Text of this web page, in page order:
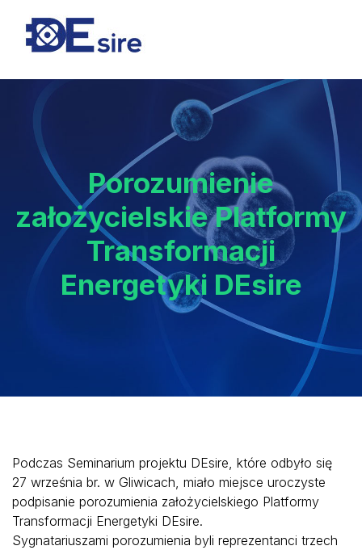
Porozumienie
założycielskie Platformy
Transformacji
Energetyki DEsire
Podczas Seminarium projektu DEsire, które odbyło się
27 września br. w Gliwicach, miało miejsce uroczyste
podpisanie porozumienia założycielskiego Platformy
Transformacji Energetyki DEsire.
Sygnatariuszami porozumienia byli reprezentanci trzech